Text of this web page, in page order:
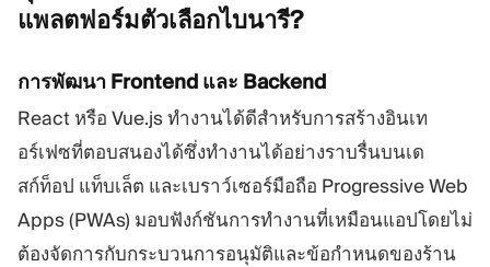
แพลตฟอร์มตัวเลือกไบนารี?
การพัฒนา Frontend และ Backend
React หรือ Vue.js ทำงานได้ดีสำหรับการสร้างอินเท
อร์เฟซที่ตอบสนองได้ซึ่งทำงานได้อย่างราบรื่นบนเด
สก์ท็อป แท็บเล็ต และเบราว์เซอร์มือถือ Progressive Web
Apps (PWAs) มอบฟังก์ชันการทำงานที่เหมือนแอปโดยไม่
ต้องจัดการกับกระบวนการอนุมัติและข้อกำหนดของร้าน